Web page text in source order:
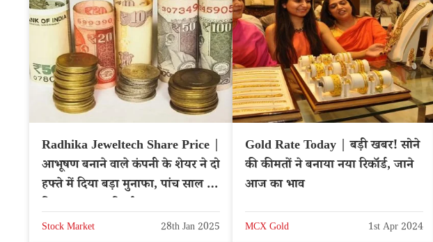
Radhika Jeweltech Share Price |
आभूषण बनाने वाले कंपनी के शेयर ने दो
हफ्ते में दिया बड़ा मुनाफा, पांच साल में
Stock Market 28th Jan 2025
Gold Rate Today | बड़ी खबर! सोने
की कीमतों ने बनाया नया रिकॉर्ड, जाने
आज का भाव
MCX Gold 1st Apr 2024